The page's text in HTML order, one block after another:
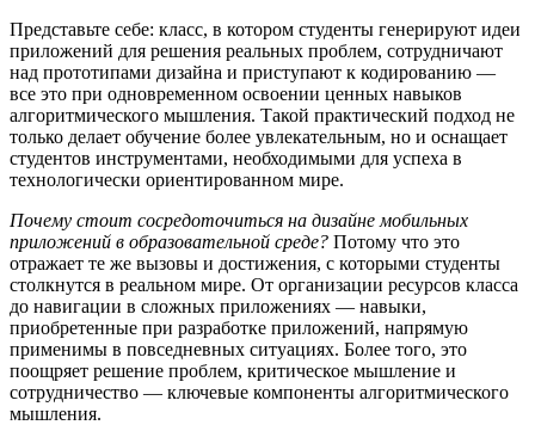
Представьте себе: класс, в котором студенты генерируют идеи
приложений для решения реальных проблем, сотрудничают
над прототипами дизайна и приступают к кодированию —
все это при одновременном освоении ценных навыков
алгоритмического мышления. Такой практический подход не
только делает обучение более увлекательным, но и оснащает
студентов инструментами, необходимыми для успеха в
технологически ориентированном мире.
Почему стоит сосредоточиться на дизайне мобильных
приложений в образовательной среде? Потому что это
отражает те же вызовы и достижения, с которыми студенты
столкнутся в реальном мире. От организации ресурсов класса
до навигации в сложных приложениях — навыки,
приобретенные при разработке приложений, напрямую
применимы в повседневных ситуациях. Более того, это
поощряет решение проблем, критическое мышление и
сотрудничество — ключевые компоненты алгоритмического
мышления.